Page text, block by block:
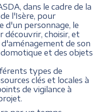
dans le cadre de la
l'Isère, pour
d'un personnage, le
découvrir, choisir, et
de son
et des objets
types de
clés et locales à
de vigilance à